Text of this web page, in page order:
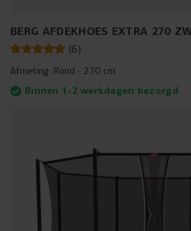
BERG AFDEKHOES EXTRA 270
(6)
Afmeting: Rond - 270 cm
Binnen 1-2 werkdagen bezorgd